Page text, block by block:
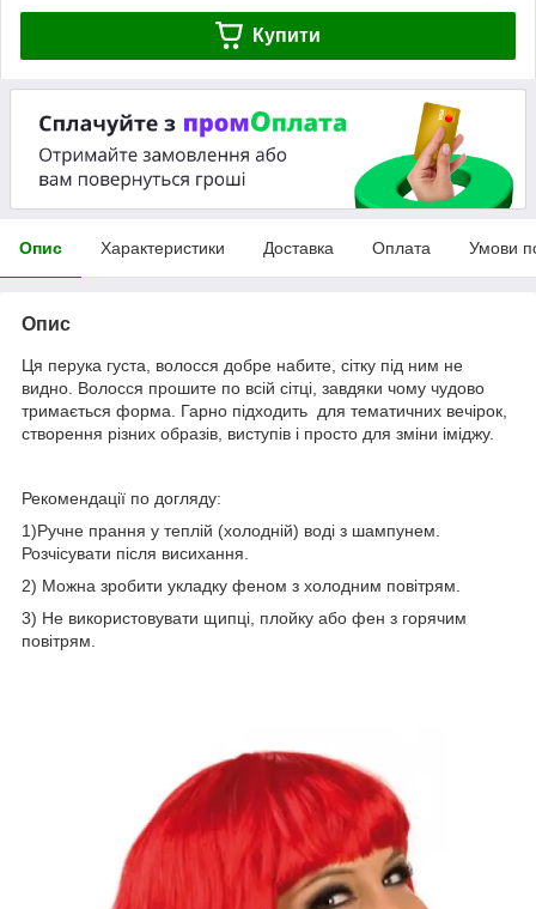
Купити
Опис Характеристики Доставка Оплата Умови
Опис
Ця перука густа, волосся добре набите, сітку під ним не
видно. Волосся прошите по всій сітці, завдяки чому чудово
тримається форма. Гарно підходить для тематичних вечірок,
створення різних образів, виступів і просто для зміни іміджу.
Рекомендації по догляду:
1)Ручне прання у теплій (холодній) воді з шампунем.
Розчісувати після висихання.
2) Можна зробити укладку феном з холодним повітрям.
3) Не використовувати щипці, плойку або фен з горячим
повітрям.